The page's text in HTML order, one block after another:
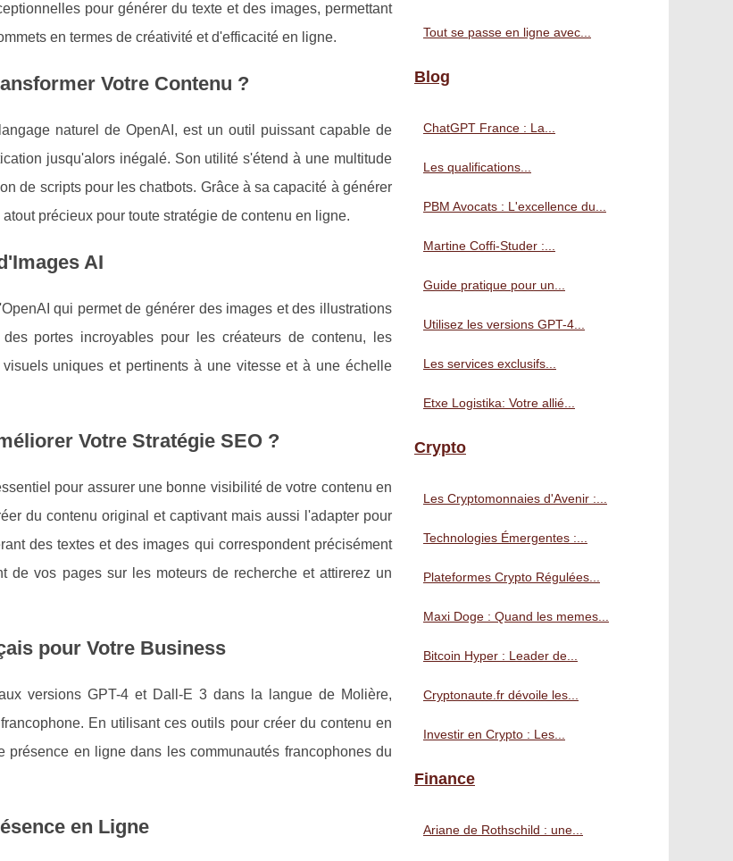
pour générer du texte et des images, permettant
en termes de créativité et d'efficacité en ligne.
Votre Contenu ?
naturel de OpenAI, est un outil puissant capable de
jusqu'alors inégalé. Son utilité s'étend à une multitude
de scripts pour les chatbots. Grâce à sa capacité à générer
précieux pour toute stratégie de contenu en ligne.
AI
qui permet de générer des images et des illustrations
portes incroyables pour les créateurs de contenu, les
uniques et pertinents à une vitesse et à une échelle
Votre Stratégie SEO ?
pour assurer une bonne visibilité de votre contenu en
du contenu original et captivant mais aussi l'adapter pour
des textes et des images qui correspondent précisément
de vos pages sur les moteurs de recherche et attirerez un
pour Votre Business
versions GPT-4 et Dall-E 3 dans la langue de Molière,
En utilisant ces outils pour créer du contenu en
en ligne dans les communautés francophones du
en Ligne
Tout se passe en ligne avec...
Blog
ChatGPT France : La...
Les qualifications...
PBM Avocats : L'excellence du...
Martine Coffi-Studer :...
Guide pratique pour un...
Utilisez les versions GPT-4...
Les services exclusifs...
Etxe Logistika: Votre allié...
Crypto
Les Cryptomonnaies d'Avenir :...
Technologies Émergentes :...
Plateformes Crypto Régulées...
Maxi Doge : Quand les memes...
Bitcoin Hyper : Leader de...
Cryptonaute.fr dévoile les...
Investir en Crypto : Les...
Finance
Ariane de Rothschild : une...